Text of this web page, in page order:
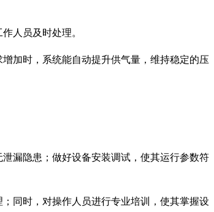
人员及时处理。
加时，系统能自动提升供气量，维持稳定的压
漏隐患；做好设备安装调试，使其运行参数符
同时，对操作人员进行专业培训，使其掌握设